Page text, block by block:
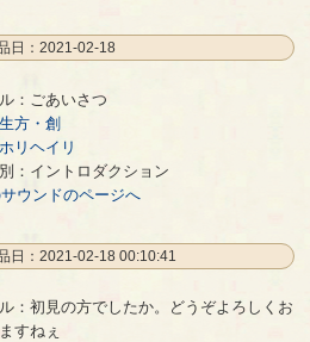
日：2021-02-18
リ
：ごあいさつ
生方・創
ホリヘイリ
：イントロダクション
サウンドのページへ
日：2021-02-18 00:10:41
：初見の方でしたか。どうぞよろしくお
すねぇ